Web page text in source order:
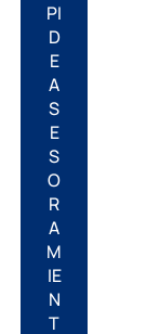
PI
D
E
A
S
E
S
O
R
A
M
IE
N
T